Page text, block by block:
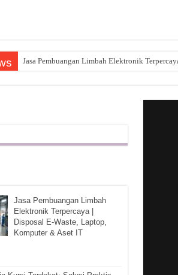
Jasa Pembuangan Limbah Elektronik
Jasa Pembuangan Limbah
Elektronik Terpercaya |
Disposal E-Waste, Laptop,
Komputer & Aset IT